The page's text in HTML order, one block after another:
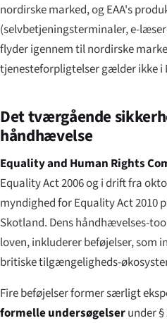
nordirske marked, og EAA's
(selvbetjeningsterminaler, e-
flyder igennem til nordirske
tjenesteforpligtelser gælder ikke i
Det tværgående
håndhævelse
Equality and Human Rights
Equality Act 2006 og i drift fra
myndighed for Equality Act 2010
Skotland. Dens håndhævelses-
loven, inkluderer beføjelser, som
britiske tilgængeligheds-
Fire beføjelser former særligt
formelle undersøgelserunder §